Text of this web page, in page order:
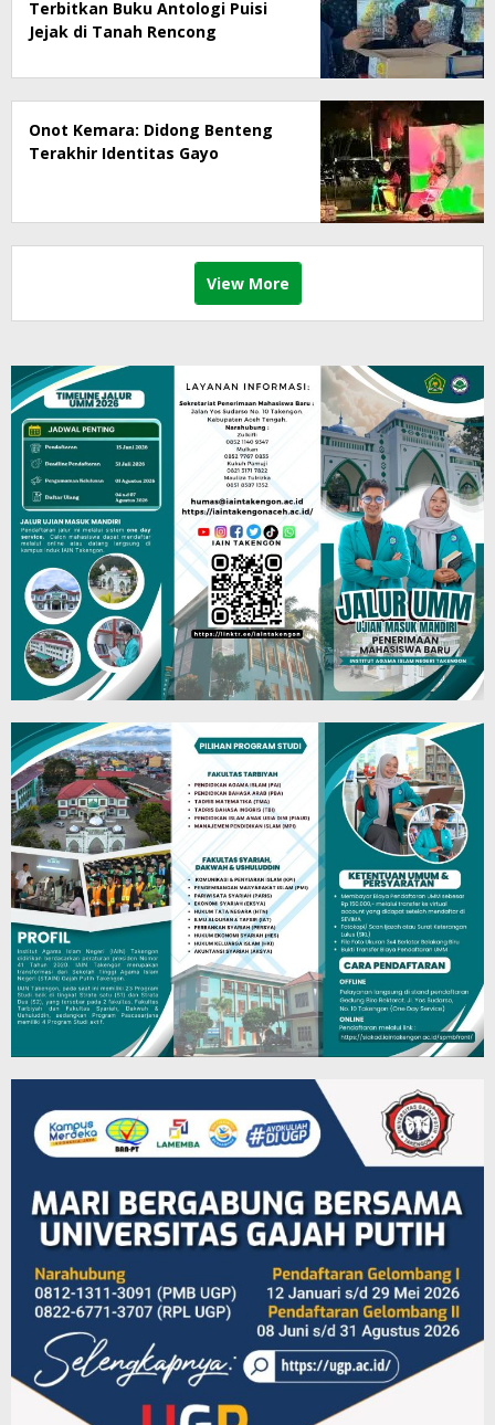
Terbitkan Buku Antologi Puisi
Jejak di Tanah Rencong
Onot Kemara: Didong Benteng
Terakhir Identitas Gayo
View More